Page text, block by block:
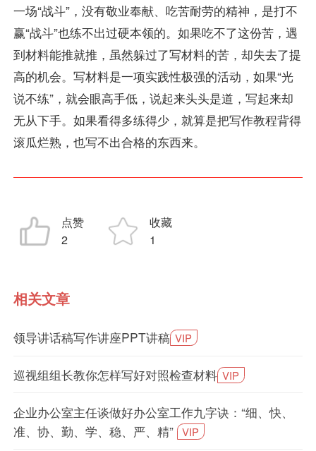
一场“战斗”，没有敬业奉献、吃苦耐劳的精神，是打不
赢“战斗”也练不出过硬本领的。如果吃不了这份苦，遇
到材料能推就推，虽然躲过了写材料的苦，却失去了提
高的机会。写材料是一项实践性极强的活动，如果“光
说不练”，就会眼高手低，说起来头头是道，写起来却
无从下手。如果看得多练得少，就算是把写作教程背得
滚瓜烂熟，也写不出合格的东西来。
点赞
2
收藏
1
相关文章
领导讲话稿写作讲座PPT讲稿 VIP
巡视组组长教你怎样写好对照检查材料 VIP
企业办公室主任谈做好办公室工作九字诀：“细、快、
准、协、勤、学、稳、严、精” VIP